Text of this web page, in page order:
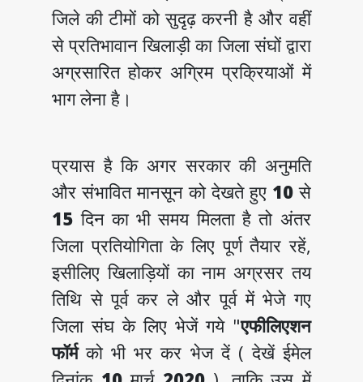
जिले की टीमों को सुदृढ़ करनी है और वहीं
से प्रतिभावान खिलाड़ी का जिला संघों द्वारा
अग्रसारित होकर अग्रिम प्रक्रियाओं में
भाग लेना है।
प्रयास है कि अगर सरकार की अनुमति
और संभावित मानसून को देखते हुए 10से
15 दिन का भी समय मिलता है तो अंतर
जिला प्रतियोगिता के लिए पूर्ण तैयार रहें,
इसीलिए खिलाड़ियों का नाम अग्रसर तय
तिथि से पूर्व कर ले और पूर्व में भेजे गए
जिला संघ के लिए भेजें गये "एफीलिएशन
फॉर्मको भी भर कर भेज दें ( देखें ईमेल